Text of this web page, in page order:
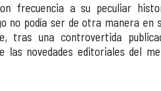
frecuencia a su peculiar
no podía ser de otra manera en
tras una controvertida
las novedades editoriales del